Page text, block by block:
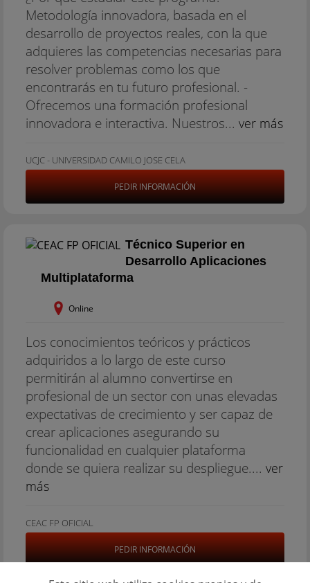
Metodología innovadora, basada en el
desarrollo de proyectos reales, con la que
adquieres las competencias necesarias para
resolver problemas como los que
encontrarás en tu futuro profesional. -
Ofrecemos una formación profesional
innovadora e interactiva. Nuestros... ver más
UCJC - UNIVERSIDAD CAMILO JOSE CELA
PEDIR INFORMACIÓN
Técnico Superior en
Desarrollo Aplicaciones
Multiplataforma
Online
Los conocimientos teóricos y prácticos
adquiridos a lo largo de este curso
permitirán al alumno convertirse en
profesional de un sector con unas elevadas
expectativas de crecimiento y ser capaz de
crear aplicaciones asegurando su
funcionalidad en cualquier plataforma
donde se quiera realizar su despliegue.... ver
más
CEAC FP OFICIAL
PEDIR INFORMACIÓN